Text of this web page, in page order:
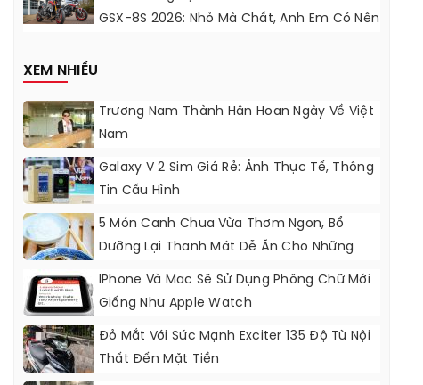
GSX-8S 2026: Nhỏ Mà Chất, Anh Em Có Nên
XEM NHIỀU
Trương Nam Thành Hân Hoan Ngày Về Việt
Nam
Galaxy V 2 Sim Giá Rẻ: Ảnh Thực Tế, Thông
Tin Cấu Hình
5 Món Canh Chua Vừa Thơm Ngon, Bổ
Dưỡng Lại Thanh Mát Dễ Ăn Cho Những
Ngày Nắng Nóng
IPhone Và Mac Sẽ Sử Dụng Phông Chữ Mới
Giống Như Apple Watch
Đỏ Mắt Với Sức Mạnh Exciter 135 Độ Từ Nội
Thất Đến Mặt Tiền